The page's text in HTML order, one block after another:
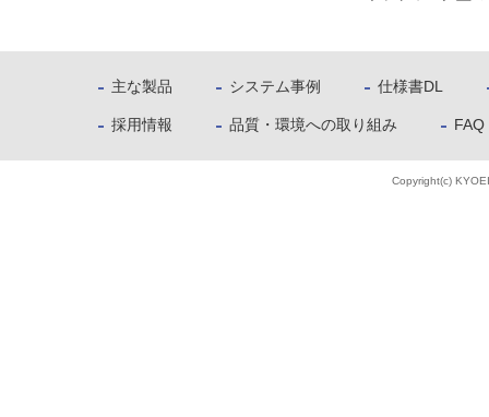
主な製品 システム事例 仕様書DL
採用情報 品質・環境への取り組み FAQ
Copyright(c)